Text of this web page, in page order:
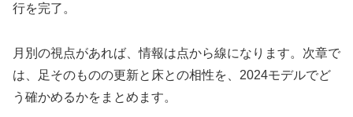
行を完了。
月別の視点があれば、情報は点から線になります。次章で
は、足そのものの更新と床との相性を、2024モデルでど
う確かめるかをまとめます。